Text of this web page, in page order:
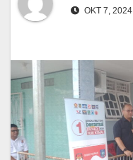
OKT 7, 2024